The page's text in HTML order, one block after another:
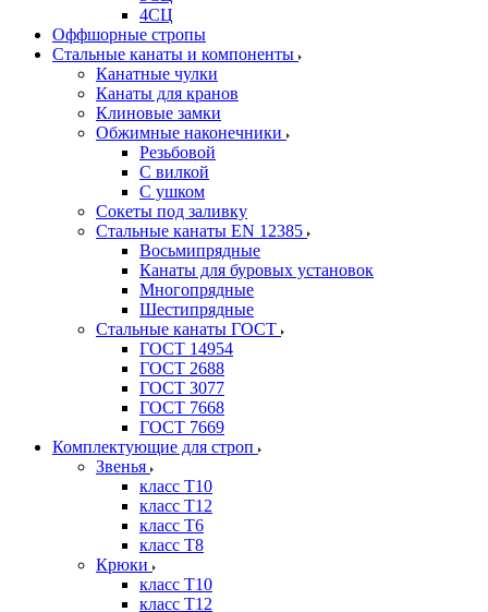
4СЦ
Оффшорные стропы
Стальные канаты и компоненты
Канатные чулки
Канаты для кранов
Клиновые замки
Обжимные наконечники
Резьбовой
С вилкой
С ушком
Сокеты под заливку
Стальные канаты EN 12385
Восьмипрядные
Канаты для буровых установок
Многопрядные
Шестипрядные
Стальные канаты ГОСТ
ГОСТ 14954
ГОСТ 2688
ГОСТ 3077
ГОСТ 7668
ГОСТ 7669
Комплектующие для строп
Звенья
класс Т10
класс Т12
класс Т6
класс Т8
Крюки
класс Т10
класс Т12